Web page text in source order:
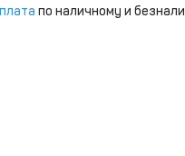
по наличному и